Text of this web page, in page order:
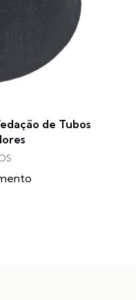
de Tubos